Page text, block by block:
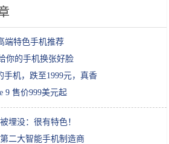
端特色手机推荐
你的手机换张好脸
手机，跌至1999元，真香
9 售价999美元起
埋没：很有特色！
二大智能手机制造商